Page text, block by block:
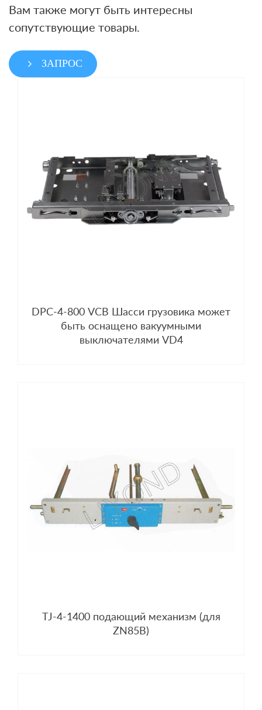
Вам также могут быть интересны
сопутствующие товары.
ЗАПРОС
DPC-4-800 VCB Шасси грузовика может
быть оснащено вакуумными
выключателями VD4
TJ-4-1400 подающий механизм (для
ZN85B)